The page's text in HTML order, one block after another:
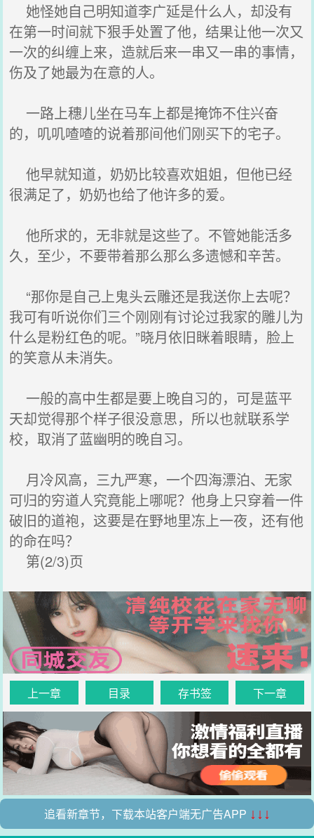
她怪她自己明知道李广延是什么人，却没有
在第一时间就下狠手处置了他，结果让他一次又
一次的纠缠上来，造就后来一串又一串的事情，
伤及了她最为在意的人。
一路上穗儿坐在马车上都是掩饰不住兴奋
的，叽叽喳喳的说着那间他们刚买下的宅子。
他早就知道，奶奶比较喜欢姐姐，但他已经
很满足了，奶奶也给了他许多的爱。
他所求的，无非就是这些了。不管她能活多
久，至少，不要带着那么那么多遗憾和辛苦。
“那你是自己上鬼头云雕还是我送你上去呢？
我可有听说你们三个刚刚有讨论过我家的雕儿为
什么是粉红色的呢。”晓月依旧眯着眼睛，脸上
的笑意从未消失。
一般的高中生都是要上晚自习的，可是蓝平
天却觉得那个样子很没意思，所以也就联系学
校，取消了蓝幽明的晚自习。
月冷风高，三九严寒，一个四海漂泊、无家
可归的穷道人究竟能上哪呢？他身上只穿着一件
破旧的道袍，这要是在野地里冻上一夜，还有他
的命在吗？
第(2/3)页
上一章 目录 存书签 下一章
追看新章节，下载本站客户端无广告APP ↓↓↓